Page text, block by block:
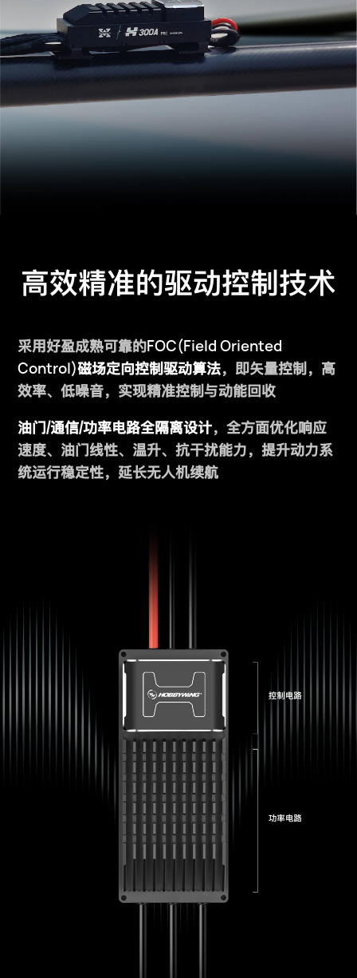
高效精准的驱动控制技术
采用好盈成熟可靠的FOC(Field Oriented
Control)磁场定向控制驱动算法，即矢量控制，高
效率、低噪音，实现精准控制与动能回收
油门/通信/功率电路全隔离设计，全方面优化响应
速度、油门线性、温升、抗干扰能力，提升动力系
统运行稳定性，延长无人机续航